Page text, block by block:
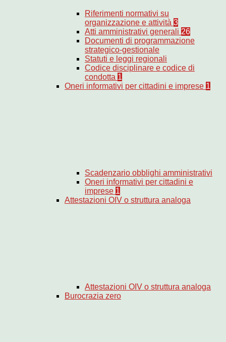
Riferimenti normativi su
organizzazione e attività 3
Atti amministrativi generali 26
Documenti di programmazione
strategico-gestionale
Statuti e leggi regionali
Codice disciplinare e codice di
condotta 1
Oneri informativi per cittadini e imprese 1
Scadenzario obblighi amministrativi
Oneri informativi per cittadini e
imprese 1
Attestazioni OIV o struttura analoga
Attestazioni OIV o struttura analoga
Burocrazia zero